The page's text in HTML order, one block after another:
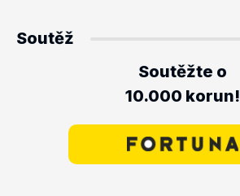
Soutěž
Soutěžte o
10.000 korun!